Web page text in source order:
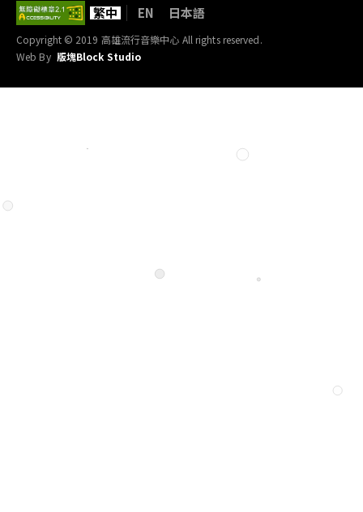
Copyright © 2019 高雄流行音樂中心 All rights reserved.
Web By 版塊Block Studio
繁中 EN 日本語